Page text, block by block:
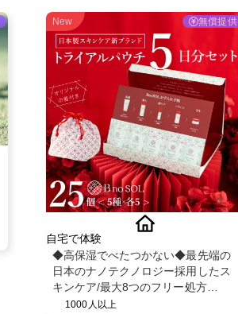
New 無償提供
自宅で体験
◆高保湿でべたつかない◆最先端の
日本のナノテクノロジー採用したス
キンケア/最大8つのフリー処方
【BnoSOL(ビノソル) トライアルセ
1000人以上